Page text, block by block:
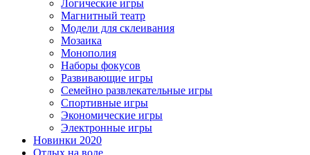
Логические игры
Магнитный театр
Модели для склеивания
Мозаика
Монополия
Наборы фокусов
Развивающие игры
Семейно развлекательные игры
Спортивные игры
Экономические игры
Электронные игры
Новинки 2020
Отдых на воде